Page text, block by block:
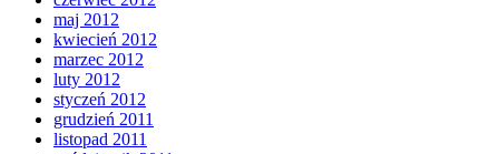
maj 2012
kwiecień 2012
marzec 2012
luty 2012
styczeń 2012
grudzień 2011
listopad 2011